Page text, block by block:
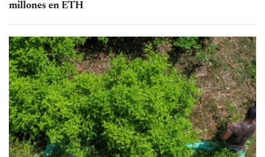
millones en ETH